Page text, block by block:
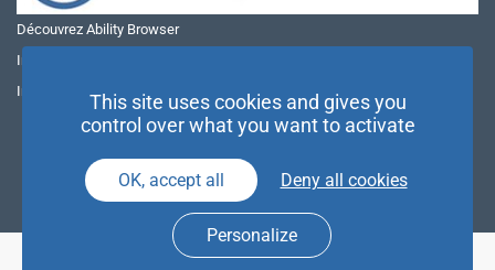
Découvrez Ability Browser
Installer Ability Browser sur Windows
Installer Ability Browser sur Mac
This site uses cookies and gives you
control over what you want to activate
OK, accept all Deny all cookies
Personalize